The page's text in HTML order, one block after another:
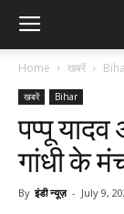
Home खबरें
खबरें Bihar
पप्पू
गांधी के
By इंडी न्यूज़ - July 9,